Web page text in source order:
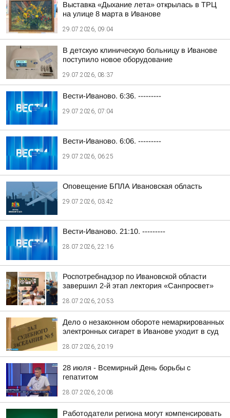
Выставка «Дыхание лета» открылась в ТРЦ
на улице 8 марта в Иванове
29.07.2026, 09:04
В детскую клиническую больницу в Иванове
поступило новое оборудование
29.07.2026, 08:37
Вести-Иваново. 6:36. ---------
29.07.2026, 07:04
Вести-Иваново. 6:06. ---------
29.07.2026, 06:25
Оповещение БПЛА Ивановская область
29.07.2026, 03:42
Вести-Иваново. 21:10. ---------
28.07.2026, 22:16
Роспотребнадзор по Ивановской области
завершил 2-й этап лектория «Санпросвет»
28.07.2026, 20:53
Дело о незаконном обороте немаркированных
электронных сигарет в Иванове уходит в суд
28.07.2026, 20:19
28 июля - Всемирный День борьбы с
гепатитом
28.07.2026, 20:08
Работодатели региона могут компенсировать